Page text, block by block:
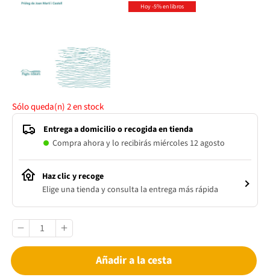
Hoy -5% en libros
Sólo queda(n)2en stock
Entrega a domicilio o recogida en tienda
Compra ahora y lo recibirás miércoles 12 agosto
Haz clic y recoge
Elige una tienda y consulta la entrega más rápida
Añadir a la cesta